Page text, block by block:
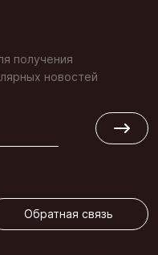
получения
новостей
Обратная связь